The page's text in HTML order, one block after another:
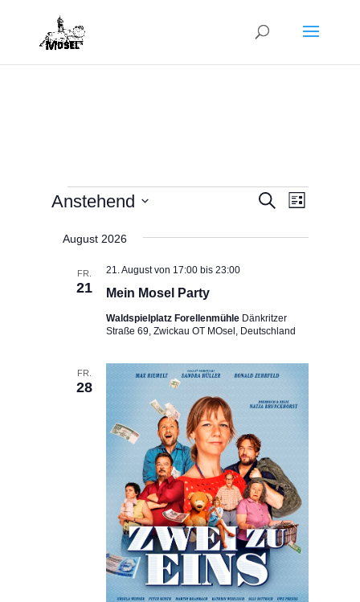
Veranstaltungen
und
SucheListe
Anstehend
wählen.
August 2026
FR.
21 Mein Mosel Party
21. August von 17:00bis23:00
Waldspielplatz Forellenmühle Dänkritzer
Straße 69, Zwickau OT MOsel, Deutschland
FR.
28